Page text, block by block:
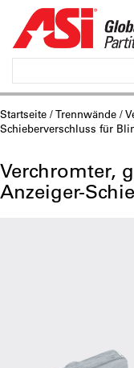
Startseite /Trennwände /
Schieberverschluss für
Verchromter,
Anzeiger-